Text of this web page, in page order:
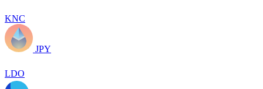
KNC
JPY
LDO